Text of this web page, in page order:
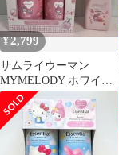
¥2,799
サムライウーマン
MYMELODY ホワイト
ピーチ シャンプーセッ
トミスト数量限定